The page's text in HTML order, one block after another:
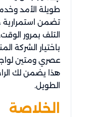
طويلة الأمد
تضمن استمرارية
التلف بمرور
باختيار الشركة
عصري ومتين
هذا يضمن لك
الطويل.
الخلاصة